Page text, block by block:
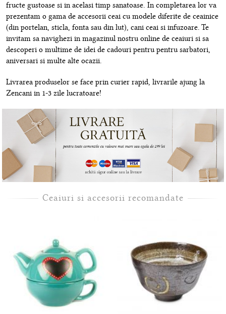
fructe gustoase si in acelasi timp sanatoase. In completarea lor va
prezentam o gama de accesorii ceai cu modele diferite de ceainice
(din portelan, sticla, fonta sau din lut), cani ceai si infuzoare. Te
invitam sa navighezi in magazinul nostru online de ceaiuri si sa
descoperi o multime de idei de cadouri pentru pentru sarbatori,
aniversari si multe alte ocazii.
Livrarea produselor se face prin curier rapid, livrarile ajung la
Zencani in 1-3 zile lucratoare!
Ceaiuri si accesorii recomandate